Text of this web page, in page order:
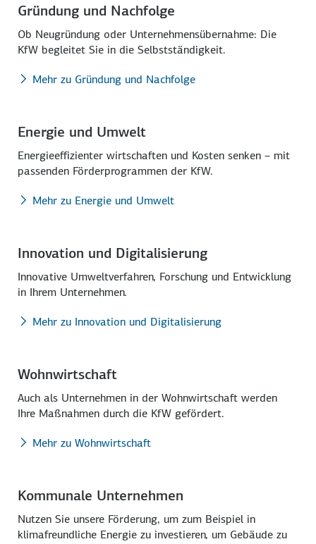
Gründung und Nachfolge
Ob Neu­gründung oder Unternehmens­übernahme: Die
KfW begleitet Sie in die Selbst­ständigkeit.
Mehr zu Gründung und Nachfolge
Energie und Umwelt
Energie­effizienter wirtschaften und Kosten senken – mit
passenden Förder­programmen der KfW.
Mehr zu Energie und Umwelt
Innovation und Digitalisierung
Innovative Umweltverfahren, Forschung und Entwicklung
in Ihrem Unternehmen.
Mehr zu Innovation und Digitalisierung
Wohnwirtschaft
Auch als Unternehmen in der Wohnwirtschaft werden
Ihre Maßnahmen durch die KfW gefördert.
Mehr zu Wohnwirtschaft
Kommunale Unternehmen
Nutzen Sie unsere Förderung, um zum Beispiel in
klimafreundliche Energie zu investieren, um Gebäude zu